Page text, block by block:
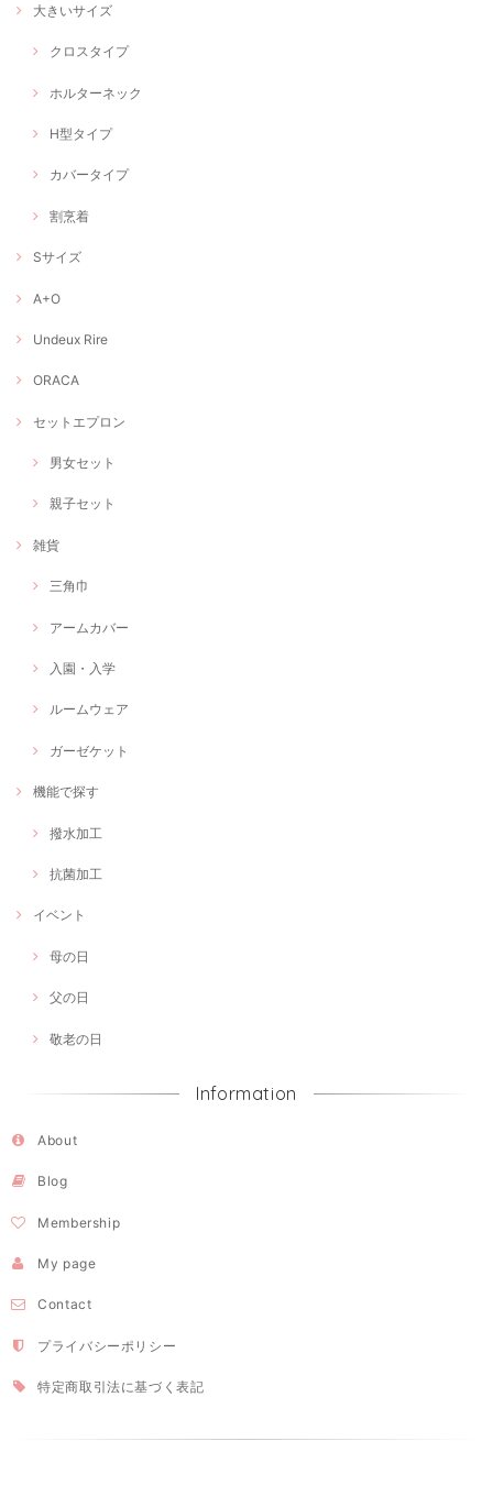
大きいサイズ
クロスタイプ
ホルターネック
H型タイプ
カバータイプ
割烹着
Sサイズ
A+O
Undeux Rire
ORACA
セットエプロン
男女セット
親子セット
雑貨
三角巾
アームカバー
入園・入学
ルームウェア
ガーゼケット
機能で探す
撥水加工
抗菌加工
イベント
母の日
父の日
敬老の日
Information
About
Blog
Membership
My page
Contact
プライバシーポリシー
特定商取引法に基づく表記